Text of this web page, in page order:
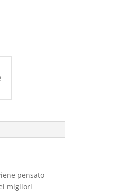
pensato
migliori